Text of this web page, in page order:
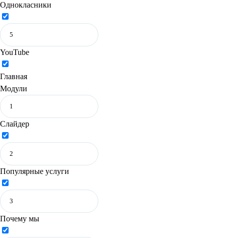
Однокласники
YouTube
Главная
Модули
Слайдер
Популярные услуги
Почему мы